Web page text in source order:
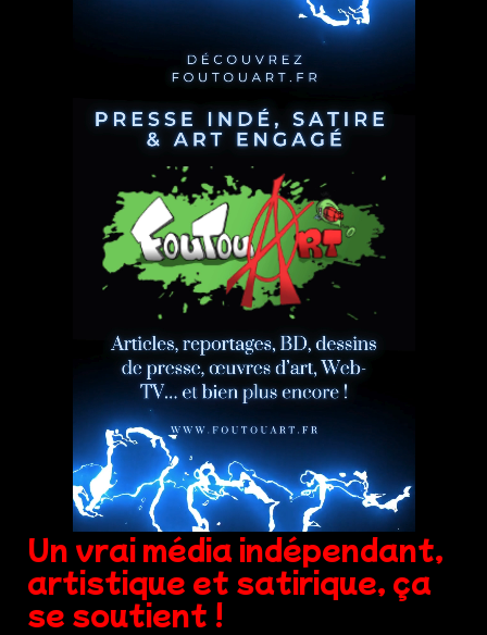
Un vrai média indépendant,
artistique et satirique, ça
se soutient !